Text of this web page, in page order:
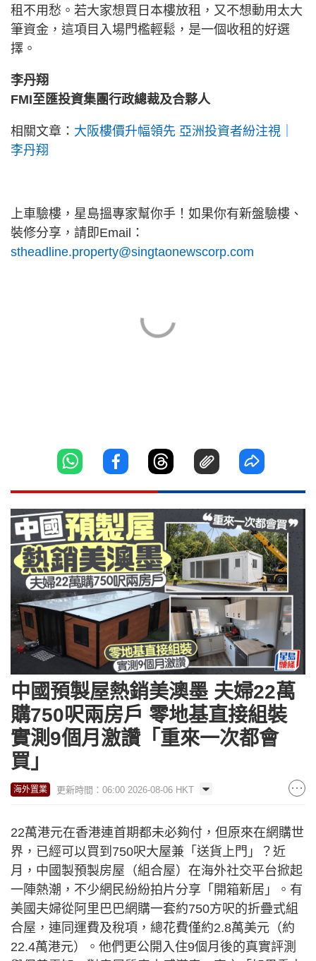
租不用愁。若大家想買日本樓放租，又不想動用太大
筆資金，這項目入場門檻輕鬆，是一個收租的好選
擇。
李丹翔
FMI至匯投資集團行政總裁及合夥人
相關文章： 大阪樓價升幅領先 亞洲投資者紛注視｜
李丹翔
上車驗樓，星島搵專家幫你手！如果你有新盤驗樓、
裝修分享，請即Email：
stheadline.property@singtaonewscorp.com
中國預製屋熱銷美澳墨 夫婦22萬
購750呎兩房戶 零地基直接組裝
實測9個月激讚「重來一次都會
買」
海外置業 更新時間：06:00 2026-08-06 HKT
22萬港元在香港連首期都未必夠付，但原來在網購世
界，已經可以買到750呎大屋兼「送貨上門」？近
月，中國製預製房屋（組合屋）在海外社交平台掀起
一陣熱潮，不少網民紛紛拍片分享「開箱新居」。有
美國夫婦從阿里巴巴網購一套約750方呎的折疊式組
合屋，連同運費及稅項，總花費僅約2.8萬美元（約
22.4萬港元）。他們更公開入住9個月後的真實評測